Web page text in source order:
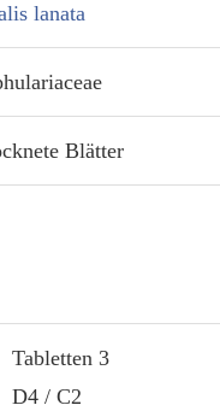
lanata
Blätter
Tabletten 3
D4 / C2